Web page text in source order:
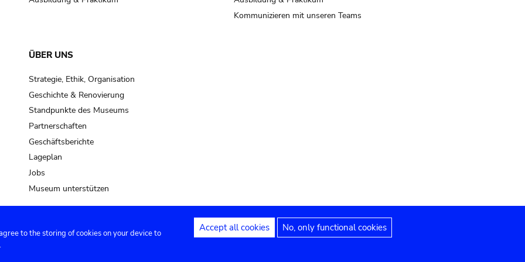
Kommunizieren mit unseren Teams
ÜBER UNS
Strategie, Ethik, Organisation
Geschichte & Renovierung
Standpunkte des Museums
Partnerschaften
Geschäftsberichte
Lageplan
Jobs
Museum unterstützen
Privacy settings Rechtliche Hinweise Erklärung zur Barrierefreiheit
to the storing of cookies on your device to
Accept all cookies No, only functional cookies